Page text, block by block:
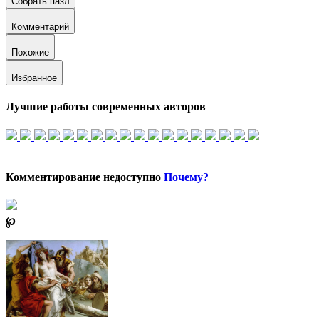
Комментарий
Похожие
Избранное
Лучшие работы современных авторов
Комментирование недоступно Почему?
℘